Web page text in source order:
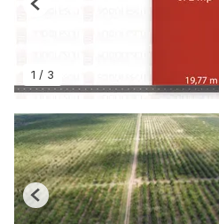
1 / 3
Previous
Previous